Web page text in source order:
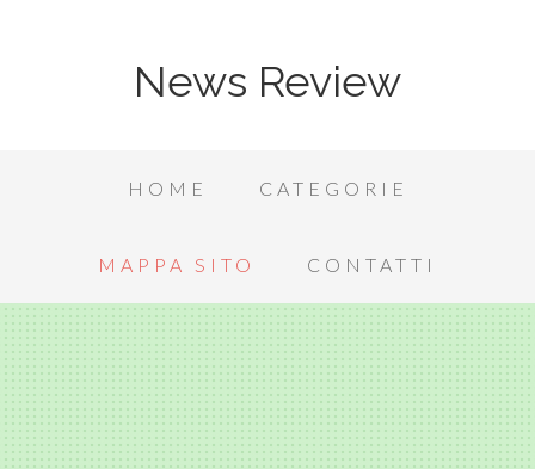
News Review
HOME CATEGORIE
MAPPA SITO CONTATTI